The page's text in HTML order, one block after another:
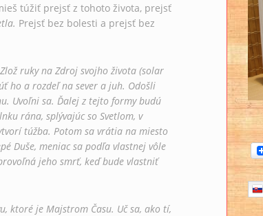
túžiť prejsť z tohoto života, prejsť
Prejsť bez bolesti a prejsť bez
ruky na Zdroj svojho života (solar
ho a rozdeľ na sever a juh. Odošli
Uvoľni sa. Ďalej z tejto formy budú
rána, splývajúc so Svetlom, v
túžba. Potom sa vrátia na miesto
Duše, meniac sa podľa vlastnej vôle
jeho smrť, keď bude vlastniť
ktoré je Majstrom Času. Uč sa, ako tí,